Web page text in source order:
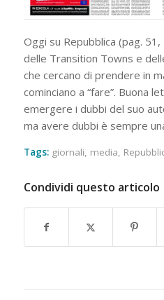
Oggi su Repubblica (pag.
delle Transition Towns e
che cercano di prendere in
cominciano a “fare”. Buona
emergere i dubbi del suo
ma avere dubbi è sempre
Tags: giornali, media,
Condividi questo articolo